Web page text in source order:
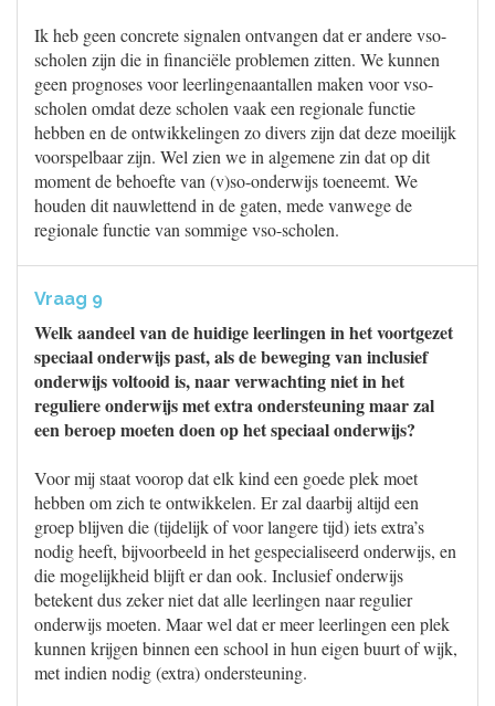
Ik heb geen concrete signalen ontvangen dat er andere vso-
scholen zijn die in financiële problemen zitten. We kunnen
geen prognoses voor leerlingenaantallen maken voor vso-
scholen omdat deze scholen vaak een regionale functie
hebben en de ontwikkelingen zo divers zijn dat deze moeilijk
voorspelbaar zijn. Wel zien we in algemene zin dat op dit
moment de behoefte van (v)so-onderwijs toeneemt. We
houden dit nauwlettend in de gaten, mede vanwege de
regionale functie van sommige vso-scholen.
Vraag 9
Welk aandeel van de huidige leerlingen in het voortgezet
speciaal onderwijs past, als de beweging van inclusief
onderwijs voltooid is, naar verwachting niet in het
reguliere onderwijs met extra ondersteuning maar zal
een beroep moeten doen op het speciaal onderwijs?
Voor mij staat voorop dat elk kind een goede plek moet
hebben om zich te ontwikkelen. Er zal daarbij altijd een
groep blijven die (tijdelijk of voor langere tijd) iets extra’s
nodig heeft, bijvoorbeeld in het gespecialiseerd onderwijs, en
die mogelijkheid blijft er dan ook. Inclusief onderwijs
betekent dus zeker niet dat alle leerlingen naar regulier
onderwijs moeten. Maar wel dat er meer leerlingen een plek
kunnen krijgen binnen een school in hun eigen buurt of wijk,
met indien nodig (extra) ondersteuning.